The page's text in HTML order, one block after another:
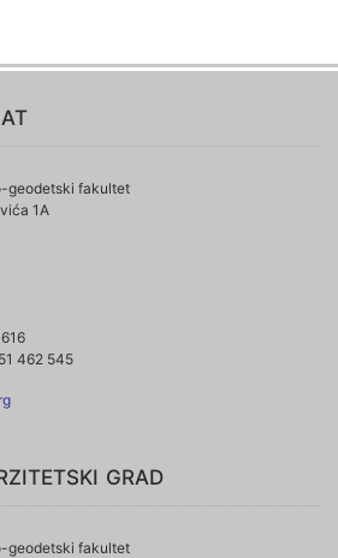
geodetski fakultet
1A
462 545
grad
geodetski fakultet